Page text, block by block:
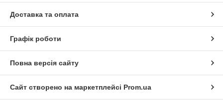
Доставка та оплата
Графік роботи
Повна версія сайту
Сайт створено на маркетплейсі Prom.ua